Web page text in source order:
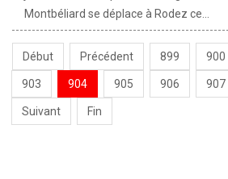
Montbéliard se déplace à Rodez ce...
Début Précédent 899 900
903 904 905 906 907
Suivant Fin